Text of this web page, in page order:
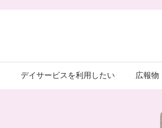
デイサービスを利用したい 広報物